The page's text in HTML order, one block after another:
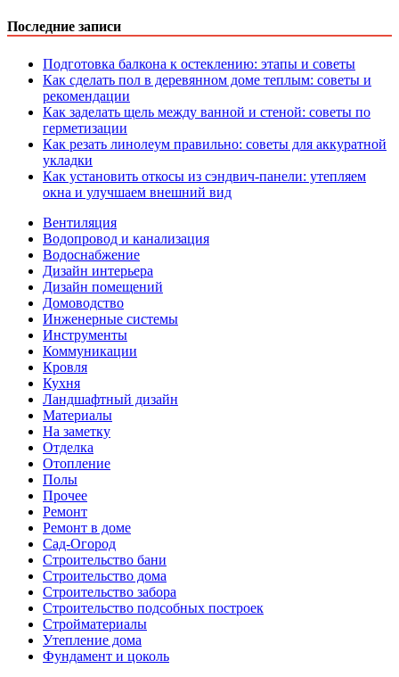
Последние записи
Подготовка балкона к остеклению: этапы и советы
Как сделать пол в деревянном доме теплым: советы и
рекомендации
Как заделать щель между ванной и стеной: советы по
герметизации
Как резать линолеум правильно: советы для аккуратной
укладки
Как установить откосы из сэндвич-панели: утепляем
окна и улучшаем внешний вид
Вентиляция
Водопровод и канализация
Водоснабжение
Дизайн интерьера
Дизайн помещений
Домоводство
Инженерные системы
Инструменты
Коммуникации
Кровля
Кухня
Ландшафтный дизайн
Материалы
На заметку
Отделка
Отопление
Полы
Прочее
Ремонт
Ремонт в доме
Сад-Огород
Строительство бани
Строительство дома
Строительство забора
Строительство подсобных построек
Стройматериалы
Утепление дома
Фундамент и цоколь